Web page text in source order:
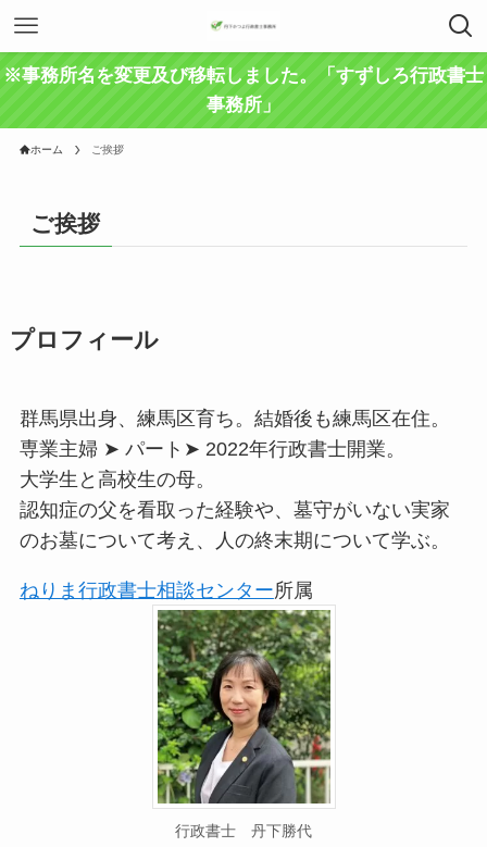
※事務所名を変更及び移転しました。「すずしろ行政書士
事務所」
ホーム ご挨拶
ご挨拶
プロフィール
群馬県出身、練馬区育ち。結婚後も練馬区在住。
専業主婦 ➤ パート➤ 2022年行政書士開業。
大学生と高校生の母。
認知症の父を看取った経験や、墓守がいない実家
のお墓について考え、人の終末期について学ぶ。
ねりま行政書士相談センター所属
行政書士 丹下勝代